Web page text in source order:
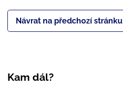
Návrat na předchozí stránku
Kam dál?